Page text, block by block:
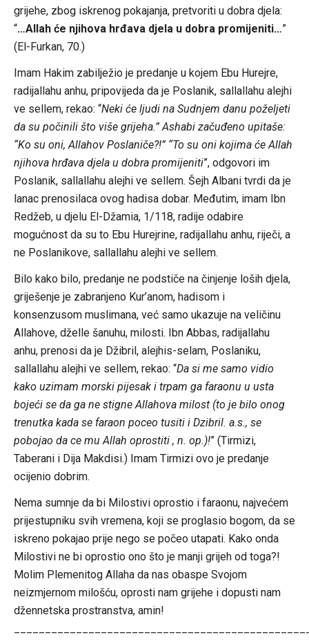
grijehe, zbog iskrenog pokajanja, pretvoriti u dobra djela:
“…Allah će njihova hrđava djela u dobra promijeniti…”
(El-Furkan, 70.)
Imam Hakim zabilježio je predanje u kojem Ebu Hurejre,
radijallahu anhu, pripovijeda da je Poslanik, sallallahu alejhi
ve sellem, rekao: “Neki će ljudi na Sudnjem danu poželjeti
da su počinili što više grijeha.” Ashabi začuđeno upitaše:
“Ko su oni, Allahov Poslaniče?!” “To su oni kojima će Allah
njihova hrđava djela u dobra promijeniti”, odgovori im
Poslanik, sallallahu alejhi ve sellem. Šejh Albani tvrdi da je
lanac prenosilaca ovog hadisa dobar. Međutim, imam Ibn
Redžeb, u djelu El-Džamia, 1/118, radije odabire
mogućnost da su to Ebu Hurejrine, radijallahu anhu, riječi, a
ne Poslanikove, sallallahu alejhi ve sellem.
Bilo kako bilo, predanje ne podstiče na činjenje loših djela,
griješenje je zabranjeno Kur’anom, hadisom i
konsenzusom muslimana, već samo ukazuje na veličinu
Allahove, dželle šanuhu, milosti. Ibn Abbas, radijallahu
anhu, prenosi da je Džibril, alejhis-selam, Poslaniku,
sallallahu alejhi ve sellem, rekao: “Da si me samo vidio
kako uzimam morski pijesak i trpam ga faraonu u usta
bojeći se da ga ne stigne Allahova milost (to je bilo onog
trenutka kada se faraon poceo tusiti i Dzibril. a.s., se
pobojao da ce mu Allah oprostiti , n. op.)!” (Tirmizi,
Taberani i Dija Makdisi.) Imam Tirmizi ovo je predanje
ocijenio dobrim.
Nema sumnje da bi Milostivi oprostio i faraonu, najvećem
prijestupniku svih vremena, koji se proglasio bogom, da se
iskreno pokajao prije nego se počeo utapati. Kako onda
Milostivi ne bi oprostio ono što je manji grijeh od toga?!
Molim Plemenitog Allaha da nas obaspe Svojom
neizmjernom milošću, oprosti nam grijehe i dopusti nam
džennetska prostranstva, amin!